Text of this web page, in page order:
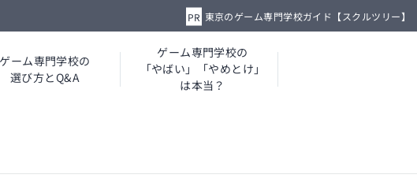
東京のゲーム専門学校ガイド【スクルツリー】
ゲーム専門学校の
選び方とQ&A
ゲーム専門学校の
「やばい」「やめとけ」
は本当？